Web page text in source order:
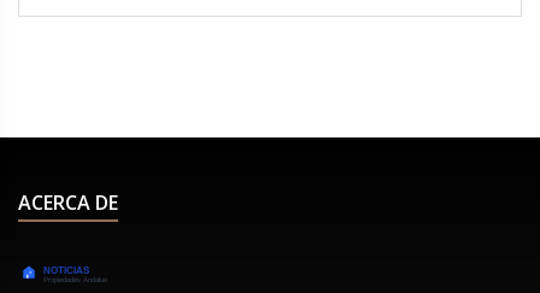
ACERCA DE